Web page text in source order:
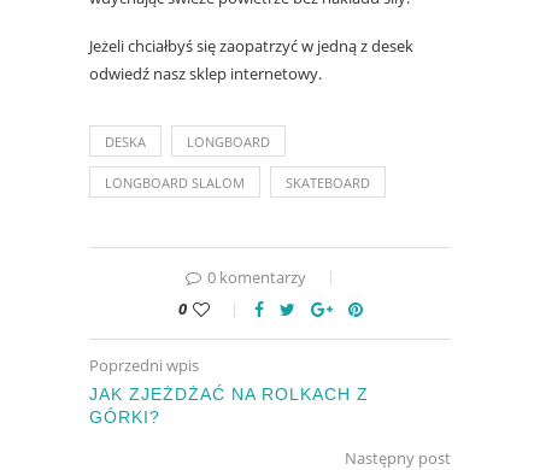
Jeżeli chciałbyś się zaopatrzyć w jedną z desek
odwiedź naszsklep internetowy.
DESKA LONGBOARD
LONGBOARD SLALOM SKATEBOARD
0 komentarzy
0
Poprzedni wpis
JAK ZJEŻDŻAĆ NA ROLKACH Z
GÓRKI?
Następny post